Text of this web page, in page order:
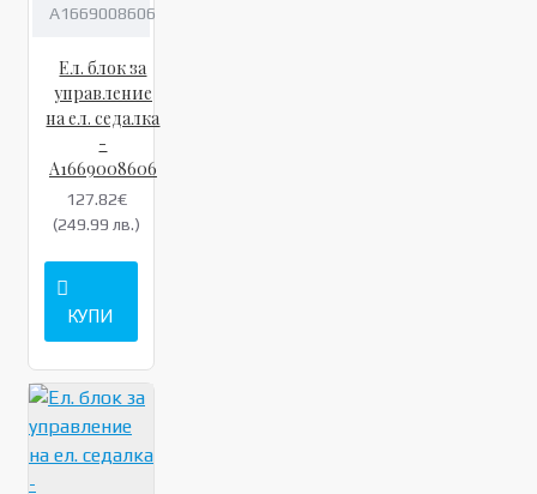
A1669008606
Ел. блок за
управление
на ел. седалка
-
A1669008606
127.82€
(249.99 лв.)
КУПИ